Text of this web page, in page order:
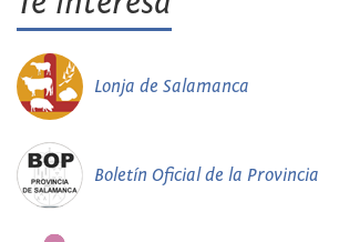
Lonja de Salamanca
Boletín Oficial de la Provincia